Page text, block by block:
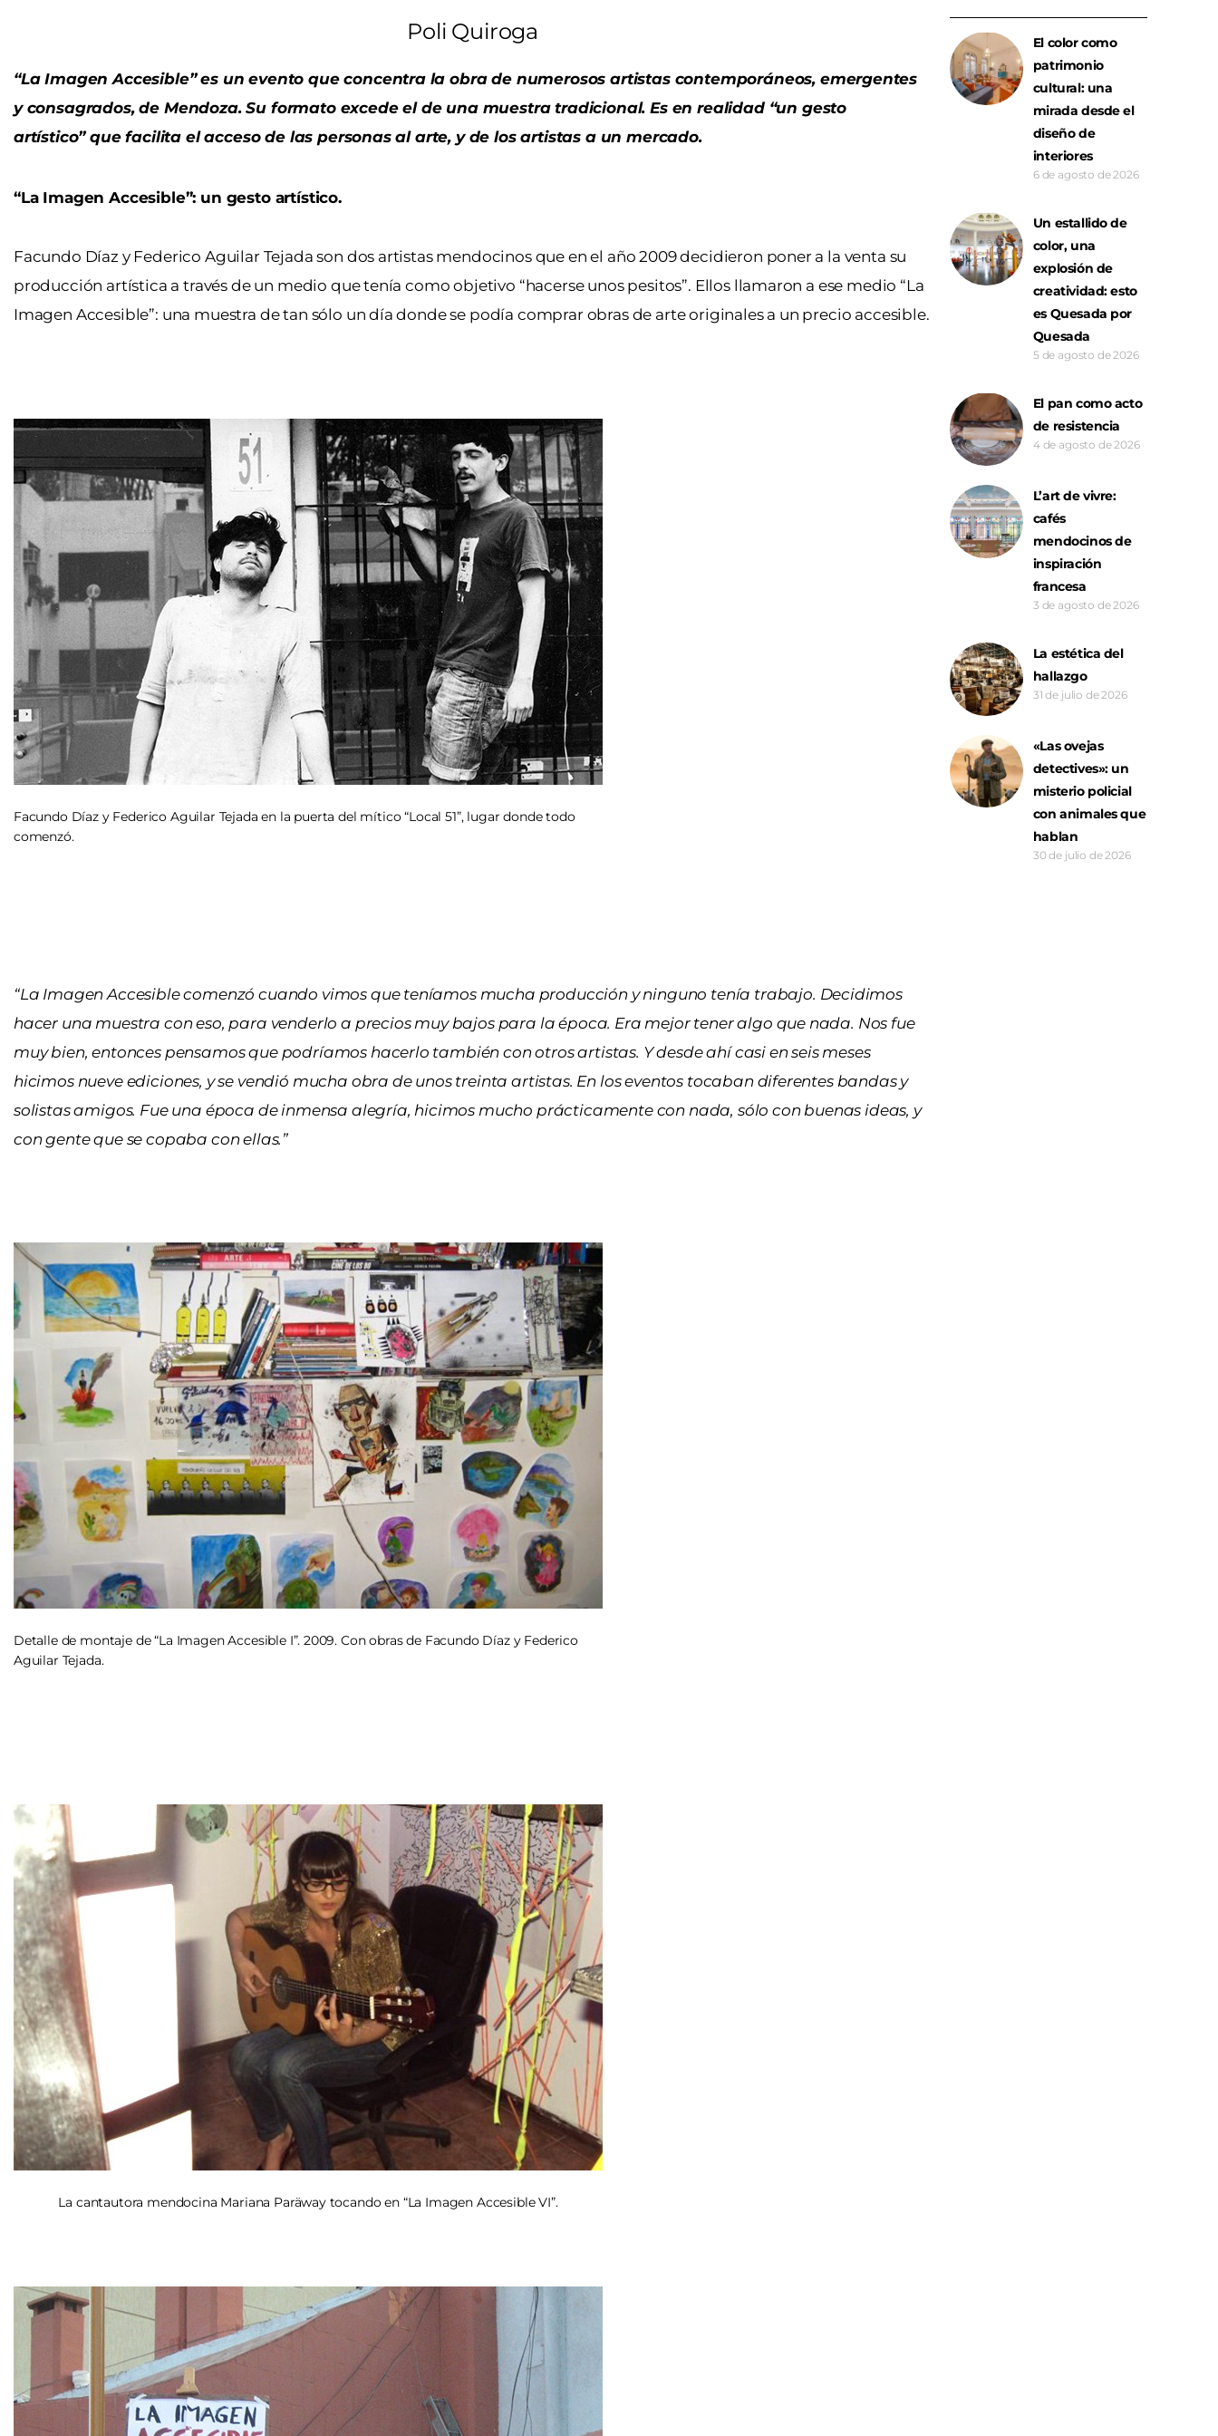
Poli Quiroga
“La Imagen Accesible” es un evento que concentra la obra de numerosos artistas contemporáneos, emergentes
y consagrados, de Mendoza. Su formato excede el de una muestra tradicional. Es en realidad “un gesto
artístico” que facilita el acceso de las personas al arte, y de los artistas a un mercado.
“La Imagen Accesible”: un gesto artístico.
Facundo Díaz y Federico Aguilar Tejada son dos artistas mendocinos que en el año 2009 decidieron poner a la venta su
producción artística a través de un medio que tenía como objetivo “hacerse unos pesitos”. Ellos llamaron a ese medio “La
Imagen Accesible”: una muestra de tan sólo un día donde se podía comprar obras de arte originales a un precio accesible.
Facundo Díaz y Federico Aguilar Tejada en la puerta del mítico “Local 51”, lugar donde todo
comenzó.
“La Imagen Accesible comenzó cuando vimos que teníamos mucha producción y ninguno tenía trabajo. Decidimos
hacer una muestra con eso, para venderlo a precios muy bajos para la época. Era mejor tener algo que nada. Nos fue
muy bien, entonces pensamos que podríamos hacerlo también con otros artistas. Y desde ahí casi en seis meses
hicimos nueve ediciones, y se vendió mucha obra de unos treinta artistas. En los eventos tocaban diferentes bandas y
solistas amigos. Fue una época de inmensa alegría, hicimos mucho prácticamente con nada, sólo con buenas ideas, y
con gente que se copaba con ellas.”
Detalle de montaje de “La Imagen Accesible I”. 2009. Con obras de Facundo Díaz y Federico
Aguilar Tejada.
La cantautora mendocina Mariana Paräway tocando en “La Imagen Accesible VI”.
El color como
patrimonio
cultural: una
mirada desde el
diseño de
interiores
6 de agosto de 2026
Un estallido de
color, una
explosión de
creatividad: esto
es Quesada por
Quesada
5 de agosto de 2026
El pan como acto
de resistencia
4 de agosto de 2026
L’art de vivre:
cafés
mendocinos de
inspiración
francesa
3 de agosto de 2026
La estética del
hallazgo
31 de julio de 2026
«Las ovejas
detectives»: un
misterio policial
con animales que
hablan
30 de julio de 2026